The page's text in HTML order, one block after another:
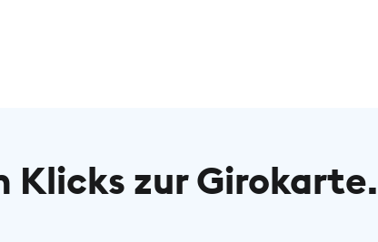
Klicks zur Girokarte.